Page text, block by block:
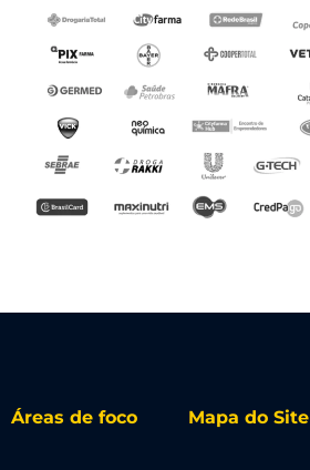
Áreas de foco Mapa do Site